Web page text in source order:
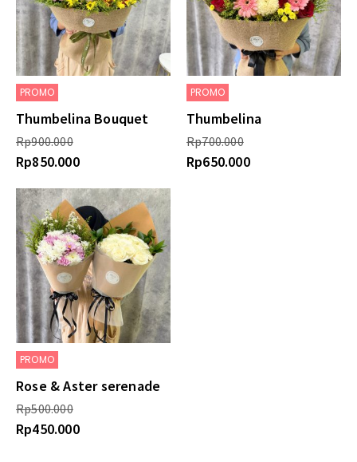
PROMO
Thumbelina Bouquet
Rp900.000
Rp850.000
PROMO
Thumbelina
Rp700.000
Rp650.000
PROMO
Rose & Aster serenade
Rp500.000
Rp450.000